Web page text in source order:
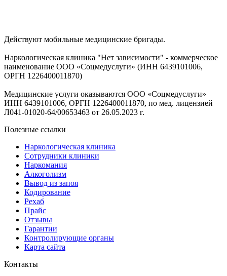
Действуют мобильные медицинские бригады.
Наркологическая клиника "Нет зависимости" - коммерческое
наименование ООО «Соцмедуслуги» (ИНН 6439101006,
ОРГН 1226400011870)
Медицинские услуги оказываются ООО «Соцмедуслуги»
ИНН 6439101006, ОРГН 1226400011870, по мед. лицензией
Л041-01020-64/00653463 от 26.05.2023 г.
Полезные ссылки
Наркологическая клиника
Сотрудники клиники
Наркомания
Алкоголизм
Вывод из запоя
Кодирование
Рехаб
Прайс
Отзывы
Гарантии
Контролирующие органы
Карта сайта
Контакты